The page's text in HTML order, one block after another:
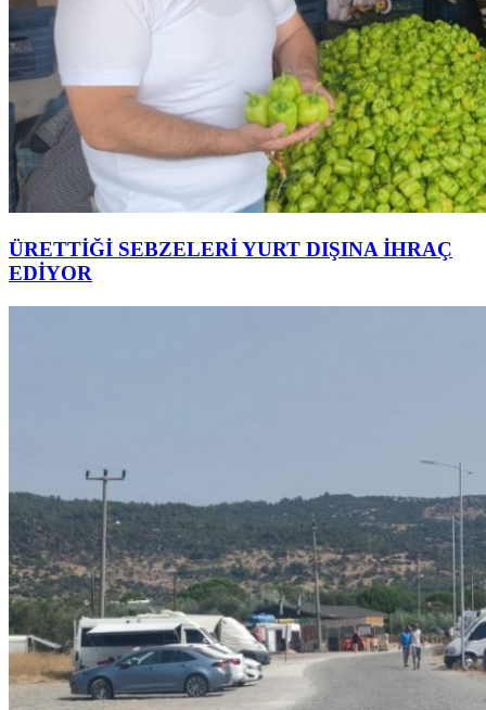
ÜRETTİĞİ SEBZELERİ YURT DIŞINA İHRAÇ
EDİYOR